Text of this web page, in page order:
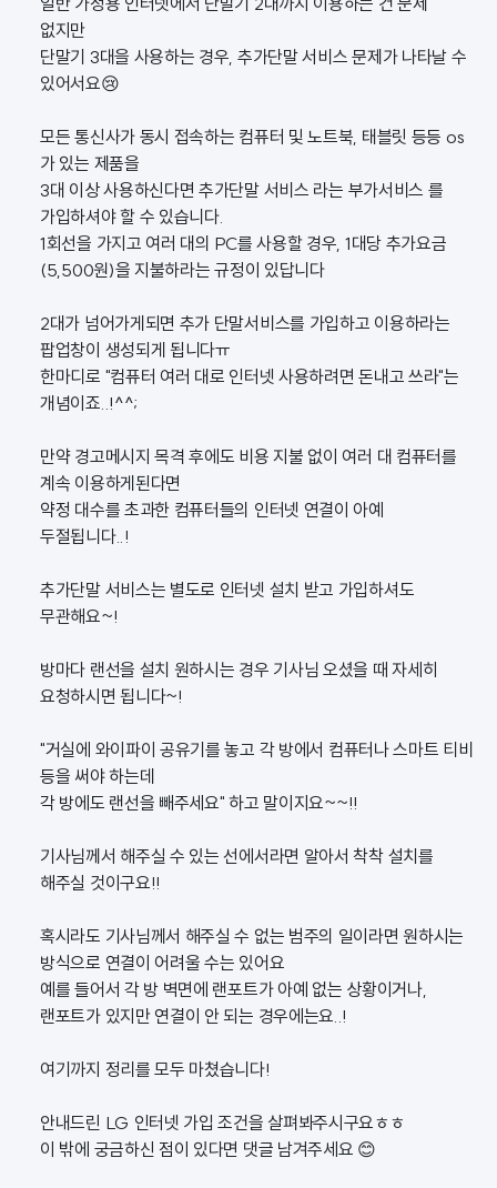
없지만
단말기 3대을 사용하는 경우, 추가단말 서비스 문제가 나타날 수
있어서요😢
모든 통신사가 동시 접속하는 컴퓨터 및 노트북, 태블릿 등등 os
가 있는 제품을
3대 이상 사용하신다면 추가단말 서비스 라는 부가서비스 를
가입하셔야 할 수 있습니다.
1회선을 가지고 여러 대의 PC를 사용할 경우, 1대당 추가요금
(5,500원)을 지불하라는 규정이 있답니다
2대가 넘어가게되면 추가 단말서비스를 가입하고 이용하라는
팝업창이 생성되게 됩니다ㅠ
한마디로 "컴퓨터 여러 대로 인터넷 사용하려면 돈내고 쓰라"는
개념이죠..!^^;
만약 경고메시지 목격 후에도 비용 지불 없이 여러 대 컴퓨터를
계속 이용하게된다면
약정 대수를 초과한 컴퓨터들의 인터넷 연결이 아예
두절됩니다..!
추가단말 서비스는 별도로 인터넷 설치 받고 가입하셔도
무관해요~!
방마다 랜선을 설치 원하시는 경우 기사님 오셨을 때 자세히
요청하시면 됩니다~!
"거실에 와이파이 공유기를 놓고 각 방에서 컴퓨터나 스마트 티비
등을 써야 하는데
각 방에도 랜선을 빼주세요" 하고 말이지요~~!!
기사님께서 해주실 수 있는 선에서라면 알아서 착착 설치를
해주실 것이구요!!
혹시라도 기사님께서 해주실 수 없는 범주의 일이라면 원하시는
방식으로 연결이 어려울 수는 있어요
예를 들어서 각 방 벽면에 랜포트가 아예 없는 상황이거나,
랜포트가 있지만 연결이 안 되는 경우에는요..!
여기까지 정리를 모두 마쳤습니다!
안내드린 LG 인터넷 가입 조건을 살펴봐주시구요ㅎㅎ
이 밖에 궁금하신 점이 있다면 댓글 남겨주세요 😊